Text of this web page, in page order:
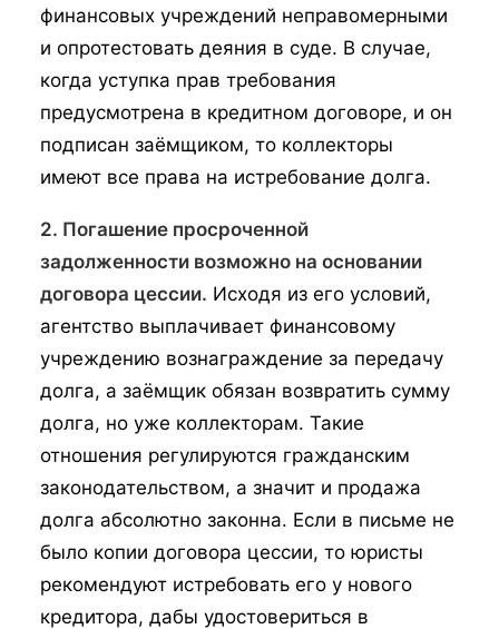
финансовых учреждений неправомерными
и опротестовать деяния в суде. В случае,
когда уступка прав требования
предусмотрена в кредитном договоре, и он
подписан заёмщиком, то коллекторы
имеют все права на истребование долга.
2. Погашение просроченной
задолженности возможно на основании
договора цессии. Исходя из его условий,
агентство выплачивает финансовому
учреждению вознаграждение за передачу
долга, а заёмщик обязан возвратить сумму
долга, но уже коллекторам. Такие
отношения регулируются гражданским
законодательством, а значит и продажа
долга абсолютно законна. Если в письме не
было копии договора цессии, то юристы
рекомендуют истребовать его у нового
кредитора, дабы удостовериться в